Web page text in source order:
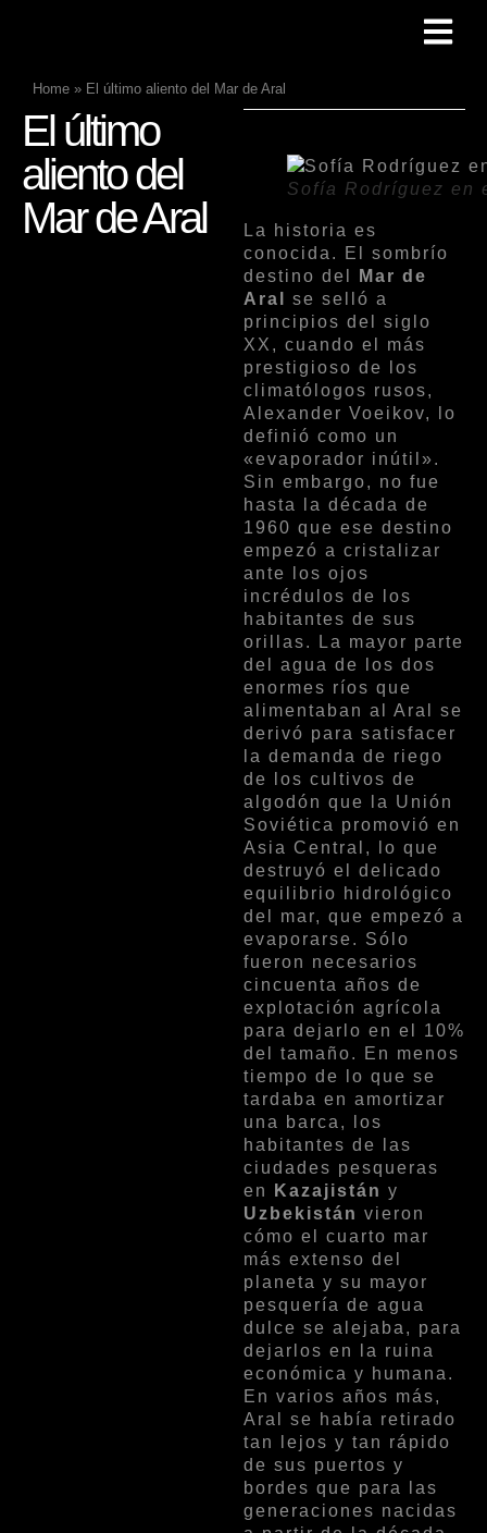
Home » El último aliento del Mar de Aral
El último
aliento del
Mar de Aral
Sofía Rodríguez en
La historia es
conocida. El sombrío
destino del
Mar de
Aral
se selló a
principios del siglo
XX, cuando el más
prestigioso de los
climatólogos rusos,
Alexander Voeikov, lo
definió como un
«evaporador inútil».
Sin embargo, no fue
hasta la década de
1960 que ese destino
empezó a cristalizar
ante los ojos
incrédulos de los
habitantes de sus
orillas. La mayor parte
del agua de los dos
enormes ríos que
alimentaban al Aral se
derivó para satisfacer
la demanda de riego
de los cultivos de
algodón que la Unión
Soviética promovió en
Asia Central, lo que
destruyó el delicado
equilibrio hidrológico
del mar, que empezó a
evaporarse. Sólo
fueron necesarios
cincuenta años de
explotación agrícola
para dejarlo en el 10%
del tamaño. En menos
tiempo de lo que se
tardaba en amortizar
una barca, los
habitantes de las
ciudades pesqueras
en
Kazajistán y
Uzbekistán vieron
cómo el cuarto mar
más extenso del
planeta y su mayor
pesquería de agua
dulce se alejaba, para
dejarlos en la ruina
económica y humana.
En varios años más,
Aral se había retirado
tan lejos y tan rápido
de sus puertos y
bordes que para las
generaciones nacidas